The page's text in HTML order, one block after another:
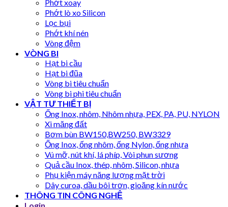
Phớt xoay
Phớt lò xo Silicon
Lọc bụi
Phớt khí nén
Vòng đệm
VÒNG BI
Hạt bi cầu
Hạt bi đũa
Vòng bi tiêu chuẩn
Vòng bi phi tiêu chuẩn
VẬT TƯ THIẾT BỊ
Ống Inox, nhôm, Nhôm nhựa, PEX, PA, PU, NYLON
Xi măng đất
Bơm bùn BW150,BW250, BW3329
Ống Inox, ống nhôm, ống Nylon, ống nhựa
Vú mỡ, nút khí, lá phíp, Vòi phun sương
Quả cầu Inox, thép, nhôm, Silicon, nhựa
Phụ kiện máy năng lượng mặt trời
Dây curoa, dầu bôi trơn, gioăng kín nước
THÔNG TIN CÔNG NGHỆ